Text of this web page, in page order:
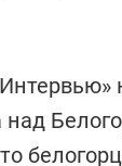
над